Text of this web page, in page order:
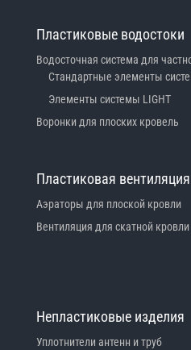
Пластиковые водостоки
Водосточная система для
Стандартные элементы
Элементы системы LIGHT
Воронки для плоских кровель
Пластиковая вентиляция
Аэраторы для плоской кровли
Вентиляция для скатной кровли
Непластиковые изделия
Уплотнители антенн и труб